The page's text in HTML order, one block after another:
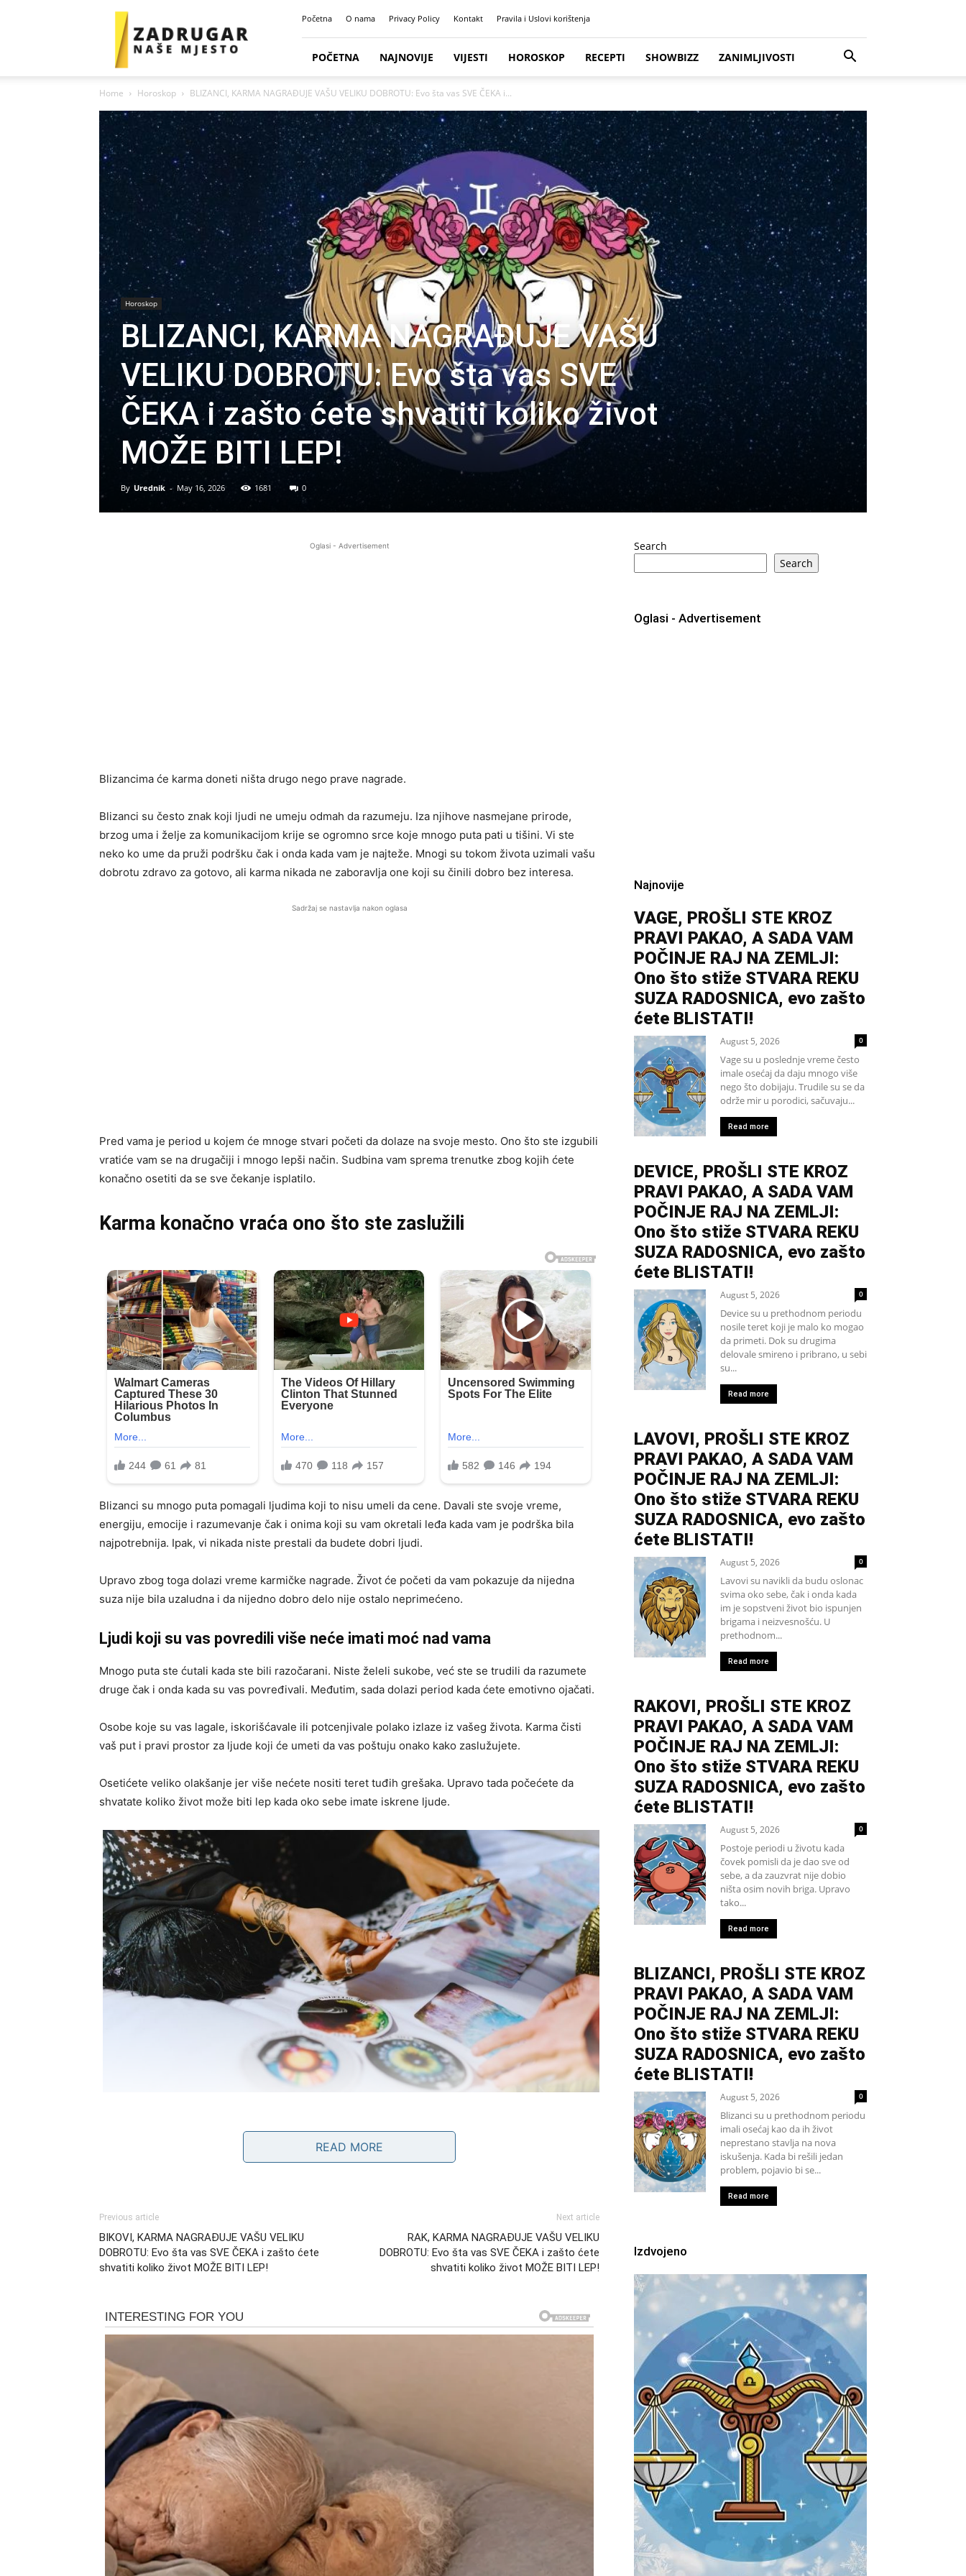
Zadrugar
Početna O nama Privacy Policy Kontakt Pravila i Uslovi korištenja
POČETNA NAJNOVIJE VIJESTI HOROSKOP RECEPTI SHOWBIZZ ZANIMLJIVOSTI
Home Horoskop BLIZANCI, KARMA NAGRAĐUJE VAŠU VELIKU DOBROTU: Evo šta vas SVE ČEKA i...
Horoskop
BLIZANCI, KARMA NAGRAĐUJE VAŠU
VELIKU DOBROTU: Evo šta vas SVE
ČEKA i zašto ćete shvatiti koliko život
MOŽE BITI LEP!
By Urednik - May 16, 2026 1681 0
Oglasi - Advertisement
Blizancima će karma doneti ništa drugo nego prave nagrade.
Blizanci su često znak koji ljudi ne umeju odmah da razumeju. Iza njihove nasmejane prirode,
brzog uma i želje za komunikacijom krije se ogromno srce koje mnogo puta pati u tišini. Vi ste
neko ko ume da pruži podršku čak i onda kada vam je najteže. Mnogi su tokom života uzimali vašu
dobrotu zdravo za gotovo, ali karma nikada ne zaboravlja one koji su činili dobro bez interesa.
Sadržaj se nastavlja nakon oglasa
Pred vama je period u kojem će mnoge stvari početi da dolaze na svoje mesto. Ono što ste izgubili
vratiće vam se na drugačiji i mnogo lepši način. Sudbina vam sprema trenutke zbog kojih ćete
konačno osetiti da se sve čekanje isplatilo.
Karma konačno vraća ono što ste zaslužili
Blizanci su mnogo puta pomagali ljudima koji to nisu umeli da cene. Davali ste svoje vreme,
energiju, emocije i razumevanje čak i onima koji su vam okretali leđa kada vam je podrška bila
najpotrebnija. Ipak, vi nikada niste prestali da budete dobri ljudi.
Upravo zbog toga dolazi vreme karmičke nagrade. Život će početi da vam pokazuje da nijedna
suza nije bila uzaludna i da nijedno dobro delo nije ostalo neprimećeno.
Ljudi koji su vas povredili više neće imati moć nad vama
Mnogo puta ste ćutali kada ste bili razočarani. Niste želeli sukobe, već ste se trudili da razumete
druge čak i onda kada su vas povređivali. Međutim, sada dolazi period kada ćete emotivno ojačati.
Osobe koje su vas lagale, iskorišćavale ili potcenjivale polako izlaze iz vašeg života. Karma čisti
vaš put i pravi prostor za ljude koji će umeti da vas poštuju onako kako zaslužujete.
Osetićete veliko olakšanje jer više nećete nositi teret tuđih grešaka. Upravo tada počećete da
shvatate koliko život može biti lep kada oko sebe imate iskrene ljude.
Velika promena na emotivnom planu
Sada dolazi vreme kada će ljubav dobiti potpuno drugačije značenje.
Pred mnogim Blizancima nalazi se poznanstvo koje će probuditi nešto posebno u njihovom srcu.
To neće biti prolazna priča niti odnos pun nesigurnosti. Ovo je period u kojem ćete prvi put posle
Neko će u vaš život ući iskreno, bez igrica i lažnih obećanja. Ta osoba će umeti da prepozna vašu
dobrotu i vašu emotivnu vrednost. Upravo zbog toga ćete početi da verujete da prava sreća ipak
postoji.
Blizanci koji su već zauzeti takođe ulaze u mnogo stabilniji period. Problemi koji su vas mučili
počeće da nestaju, a odnos sa voljenom osobom može postati mnogo jači nego ranije.
Novac i uspeh dolaze onda kada ste skoro izgubili nadu
Vi ste znak koji se često mnogo trudi, ali rezultati umeju da kasne. Mnogo puta ste imali osećaj da
READ MORE
Previous article
BIKOVI, KARMA NAGRAĐUJE VAŠU VELIKU
DOBROTU: Evo šta vas SVE ČEKA i zašto ćete
shvatiti koliko život MOŽE BITI LEP!
Next article
RAK, KARMA NAGRAĐUJE VAŠU VELIKU
DOBROTU: Evo šta vas SVE ČEKA i zašto ćete
shvatiti koliko život MOŽE BITI LEP!
Search
Search
Oglasi - Advertisement
Najnovije
VAGE, PROŠLI STE KROZ
PRAVI PAKAO, A SADA VAM
POČINJE RAJ NA ZEMLJI:
Ono što stiže STVARA REKU
SUZA RADOSNICA, evo zašto
ćete BLISTATI!
August 5, 2026 0
Vage su u poslednje vreme često
imale osećaj da daju mnogo više
nego što dobijaju. Trudile su se da
održe mir u porodici, sačuvaju...
Read more
DEVICE, PROŠLI STE KROZ
PRAVI PAKAO, A SADA VAM
POČINJE RAJ NA ZEMLJI:
Ono što stiže STVARA REKU
SUZA RADOSNICA, evo zašto
ćete BLISTATI!
August 5, 2026 0
Device su u prethodnom periodu
nosile teret koji je malo ko mogao
da primeti. Dok su drugima
delovale smireno i pribrano, u sebi
su...
Read more
LAVOVI, PROŠLI STE KROZ
PRAVI PAKAO, A SADA VAM
POČINJE RAJ NA ZEMLJI:
Ono što stiže STVARA REKU
SUZA RADOSNICA, evo zašto
ćete BLISTATI!
August 5, 2026 0
Lavovi su navikli da budu oslonac
svima oko sebe, čak i onda kada
im je sopstveni život bio ispunjen
brigama i neizvesnošću. U
prethodnom...
Read more
RAKOVI, PROŠLI STE KROZ
PRAVI PAKAO, A SADA VAM
POČINJE RAJ NA ZEMLJI:
Ono što stiže STVARA REKU
SUZA RADOSNICA, evo zašto
ćete BLISTATI!
August 5, 2026 0
Postoje periodi u životu kada
čovek pomisli da je dao sve od
sebe, a da zauzvrat nije dobio
ništa osim novih briga. Upravo
tako...
Read more
BLIZANCI, PROŠLI STE KROZ
PRAVI PAKAO, A SADA VAM
POČINJE RAJ NA ZEMLJI:
Ono što stiže STVARA REKU
SUZA RADOSNICA, evo zašto
ćete BLISTATI!
August 5, 2026 0
Blizanci su u prethodnom periodu
imali osećaj kao da ih život
neprestano stavlja na nova
iskušenja. Kada bi rešili jedan
problem, pojavio bi se...
Read more
Izdvojeno